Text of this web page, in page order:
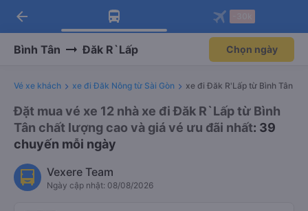
Tải app Vexere ngay!
Nhận ưu đãi thành viên độc
Mở app
Tải app Vexere
-30k/ghế khi đặt vé máy bay qua
Mở app
arrow_back
Bình Tân Đăk R`Lấp Chọn ngày
Vé xe khách xe đi Đăk Nông từ Sài Gòn xe đi Đăk R'Lấp từ Bình Tân
Đặt mua vé xe 12 nhà xe đi Đăk R`Lấp từ Bình
Tân chất lượng cao và giá vé ưu đãi nhất: 39
chuyến mỗi ngày
Vexere Team
Ngày cập nhật: 08/08/2026